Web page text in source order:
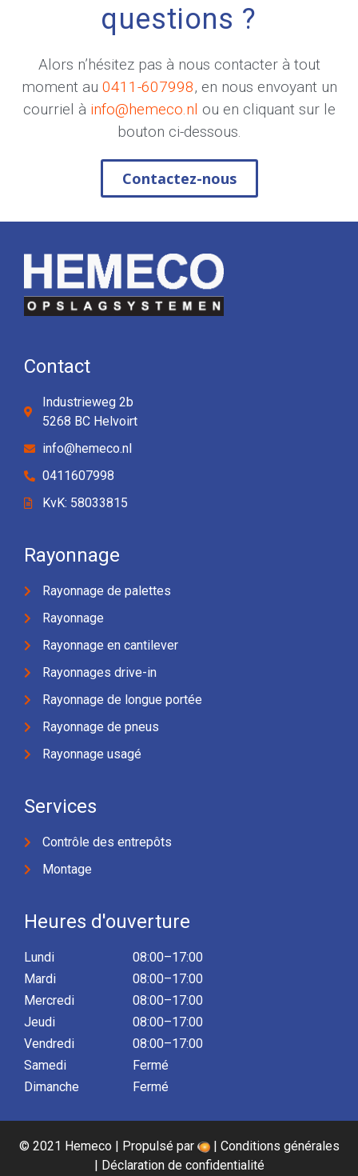
questions ?
Alors n’hésitez pas à nous contacter à tout
moment au 0411-607998, en nous envoyant un
courriel à info@hemeco.nl ou en cliquant sur le
bouton ci-dessous.
Contactez-nous
Contact
Industrieweg 2b
5268 BC Helvoirt
info@hemeco.nl
0411607998
KvK: 58033815
Rayonnage
Rayonnage de palettes
Rayonnage
Rayonnage en cantilever
Rayonnages drive-in
Rayonnage de longue portée
Rayonnage de pneus
Rayonnage usagé
Services
Contrôle des entrepôts
Montage
Heures d'ouverture
Lundi
Mardi
Mercredi
Jeudi
Vendredi
Samedi
Dimanche
08:00–17:00
08:00–17:00
08:00–17:00
08:00–17:00
08:00–17:00
Fermé
Fermé
© 2021 Hemeco | Propulsé par | Conditions générales
| Déclaration de confidentialité